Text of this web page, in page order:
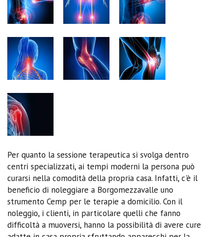
Per quanto la sessione terapeutica si svolga dentro
centri specializzati, ai tempi moderni la persona può
curarsi nella comodità della propria casa. Infatti, c'è il
beneficio di noleggiare a Borgomezzavalle uno
strumento Cemp per le terapie a domicilio. Con il
noleggio, i clienti, in particolare quelli che fanno
difficoltà a muoversi, hanno la possibilità di avere cure